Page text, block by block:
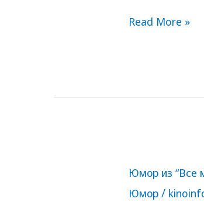
Read More »
Юмор из “Все
Юмор /
из
“Все
могу”